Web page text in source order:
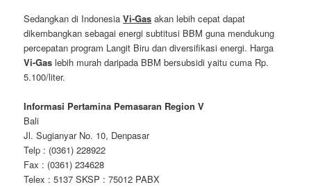
Sedangkan di IndonesiaVi-Gas akan lebih cepat dapat
dikembangkan sebagai energi subtitusi BBM guna mendukung
percepatan program Langit Biru dan diversifikasi energi. Harga
Vi-Gas lebih murah daripada BBM bersubsidi yaitu cuma Rp.
5.100/liter.
Informasi Pertamina Pemasaran Region V
Bali
Jl. Sugianyar No. 10, Denpasar
Telp : (0361) 228922
Fax : (0361) 234628
Telex : 5137 SKSP : 75012 PABX